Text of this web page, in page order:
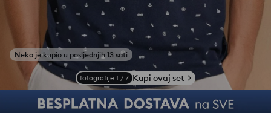
fotografije 1 / 7 Kupi ovaj set